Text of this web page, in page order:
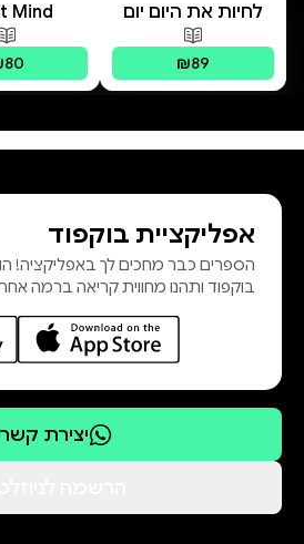
לחיות את היום יום
פורמטים זמינים: מודפס
₪89
Mind
אפליקציית בוקפוד
הספרים כבר מחכים לך באפליקציה!
בוקפוד ותהנו מחווית קריאה ברמה
יצירת קשר